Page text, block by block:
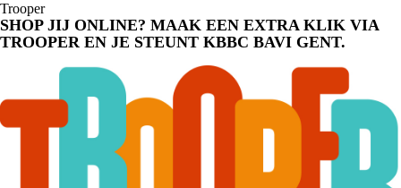
Trooper
SHOP JIJ ONLINE? MAAK EEN EXTRA KLIK VIA
TROOPER EN JE STEUNT KBBC BAVI GENT.